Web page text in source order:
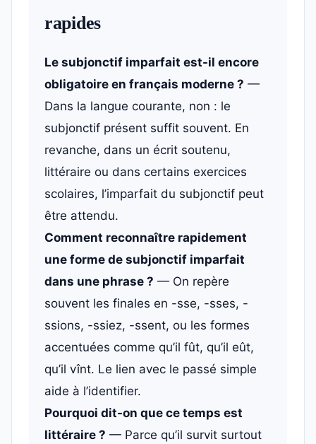
rapides
Le subjonctif imparfait est-il encore
obligatoire en français moderne ? —
Dans la langue courante, non : le
subjonctif présent suffit souvent. En
revanche, dans un écrit soutenu,
littéraire ou dans certains exercices
scolaires, l’imparfait du subjonctif peut
être attendu.
Comment reconnaître rapidement
une forme de subjonctif imparfait
dans une phrase ? — On repère
souvent les finales en -sse, -sses, -
ssions, -ssiez, -ssent, ou les formes
accentuées comme qu’il fût, qu’il eût,
qu’il vînt. Le lien avec le passé simple
aide à l’identifier.
Pourquoi dit-on que ce temps est
littéraire ? — Parce qu’il survit surtout